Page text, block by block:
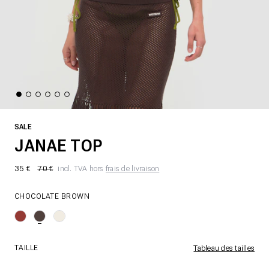
SALE
JANAE TOP
35 € 70 € incl. TVA hors frais de livraison
CHOCOLATE BROWN
TAILLE Tableau des tailles